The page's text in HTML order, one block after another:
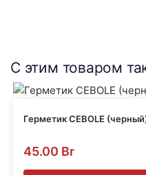
С этим товаром
Герметик CEBOLE
45.00 Br